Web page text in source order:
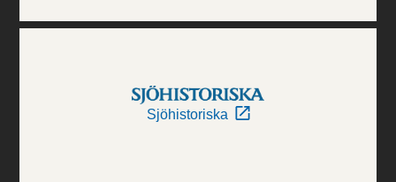
Sjöhistoriska